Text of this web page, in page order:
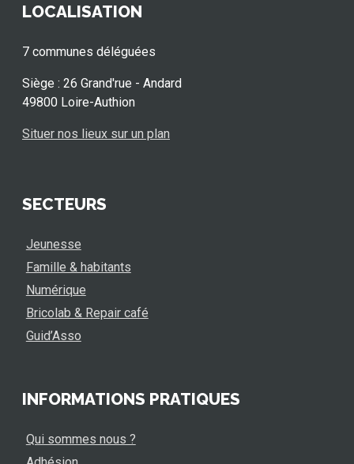
LOCALISATION
7 communes déléguées
Siège : 26 Grand'rue - Andard
49800 Loire-Authion
Situer nos lieux sur un plan
SECTEURS
Jeunesse
Famille & habitants
Numérique
Bricolab & Repair café
Guid’Asso
INFORMATIONS PRATIQUES
Qui sommes nous ?